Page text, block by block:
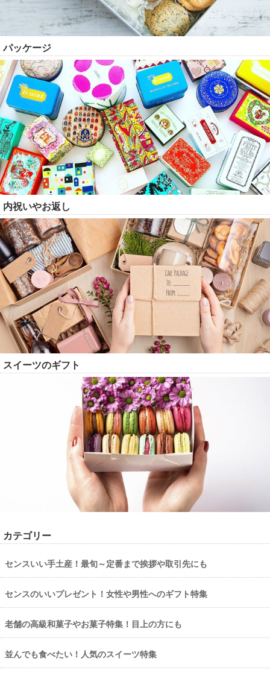
パッケージ
内祝いやお返し
スイーツのギフト
カテゴリー
センスいい手土産！最旬～定番まで挨拶や取引先にも
センスのいいプレゼント！女性や男性へのギフト特集
老舗の高級和菓子やお菓子特集！目上の方にも
並んでも食べたい！人気のスイーツ特集